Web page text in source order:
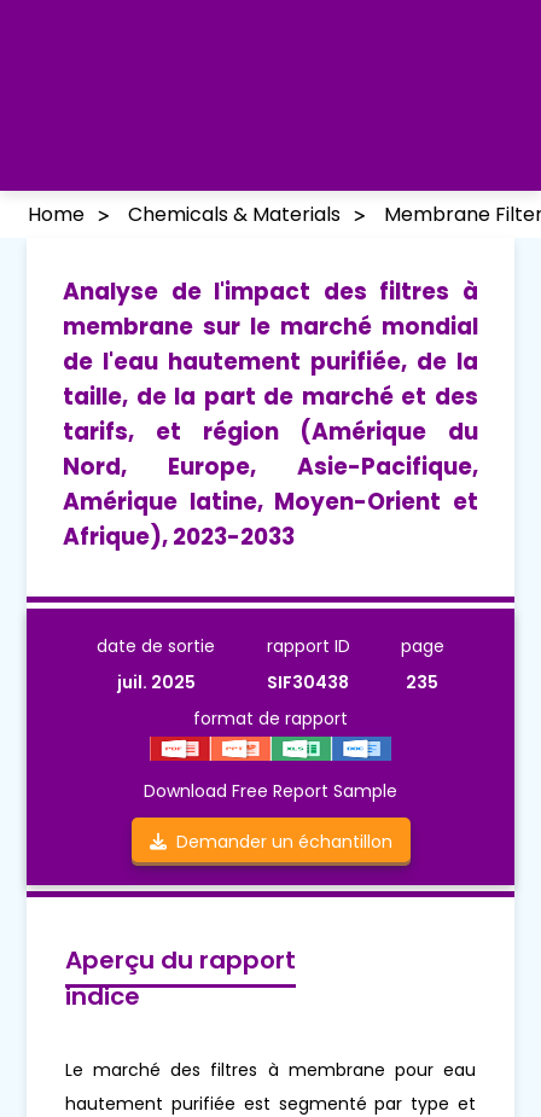
Home Chemicals & Materials Membrane
Analyse de l'impact des filtres à
membrane sur le marché mondial
de l'eau hautement purifiée, de la
taille, de la part de marché et des
tarifs, et région (Amérique du
Nord, Europe, Asie-Pacifique,
Amérique latine, Moyen-Orient et
Afrique), 2023-2033
date de sortie
juil. 2025
rapport ID
SIF30438
page
235
format de rapport
Download Free Report Sample
Demander un échantillon
Aperçu du rapport
indice
Le marché des filtres à membrane pour eau
hautement purifiée est segmenté par type et